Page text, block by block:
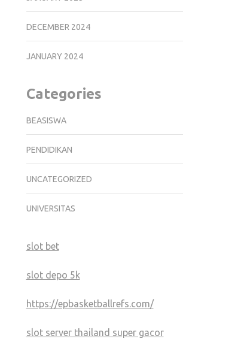
DECEMBER 2024
JANUARY 2024
Categories
BEASISWA
PENDIDIKAN
UNCATEGORIZED
UNIVERSITAS
slot bet
slot depo 5k
https://epbasketballrefs.com/
slot server thailand super gacor